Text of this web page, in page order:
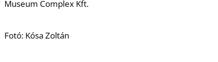
Museum Complex Kft.
Fotó: Kósa Zoltán